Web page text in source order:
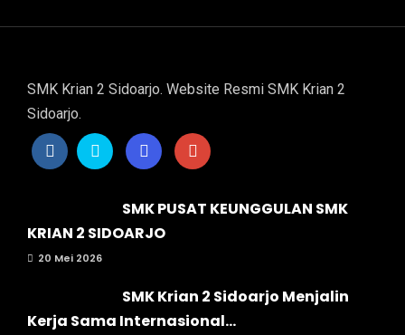
SMK Krian 2 Sidoarjo. Website Resmi SMK Krian 2
Sidoarjo.
SMK PUSAT KEUNGGULAN SMK
KRIAN 2 SIDOARJO
20 Mei 2026
SMK Krian 2 Sidoarjo Menjalin
Kerja Sama Internasional...